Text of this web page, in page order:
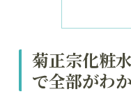
菊正宗化粧
で全部がわ